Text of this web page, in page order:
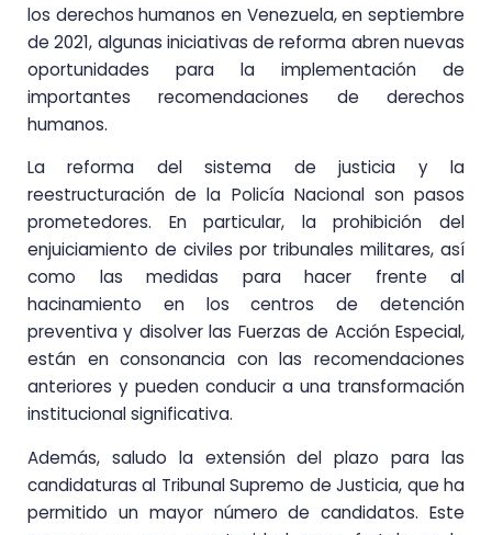
los derechos humanos en Venezuela, en septiembre
de 2021, algunas iniciativas de reforma abren nuevas
oportunidades para la implementación de
importantes recomendaciones de derechos
humanos.
La reforma del sistema de justicia y la
reestructuración de la Policía Nacional son pasos
prometedores. En particular, la prohibición del
enjuiciamiento de civiles por tribunales militares, así
como las medidas para hacer frente al
hacinamiento en los centros de detención
preventiva y disolver las Fuerzas de Acción Especial,
están en consonancia con las recomendaciones
anteriores y pueden conducir a una transformación
institucional significativa.
Además, saludo la extensión del plazo para las
candidaturas al Tribunal Supremo de Justicia, que ha
permitido un mayor número de candidatos. Este